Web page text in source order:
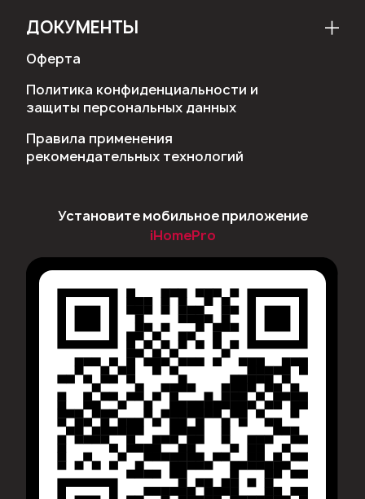
ДОКУМЕНТЫ
Оферта
Политика конфиденциальности и
защиты персональных данных
Правила применения
рекомендательных технологий
Установите мобильное приложение
iHomePro